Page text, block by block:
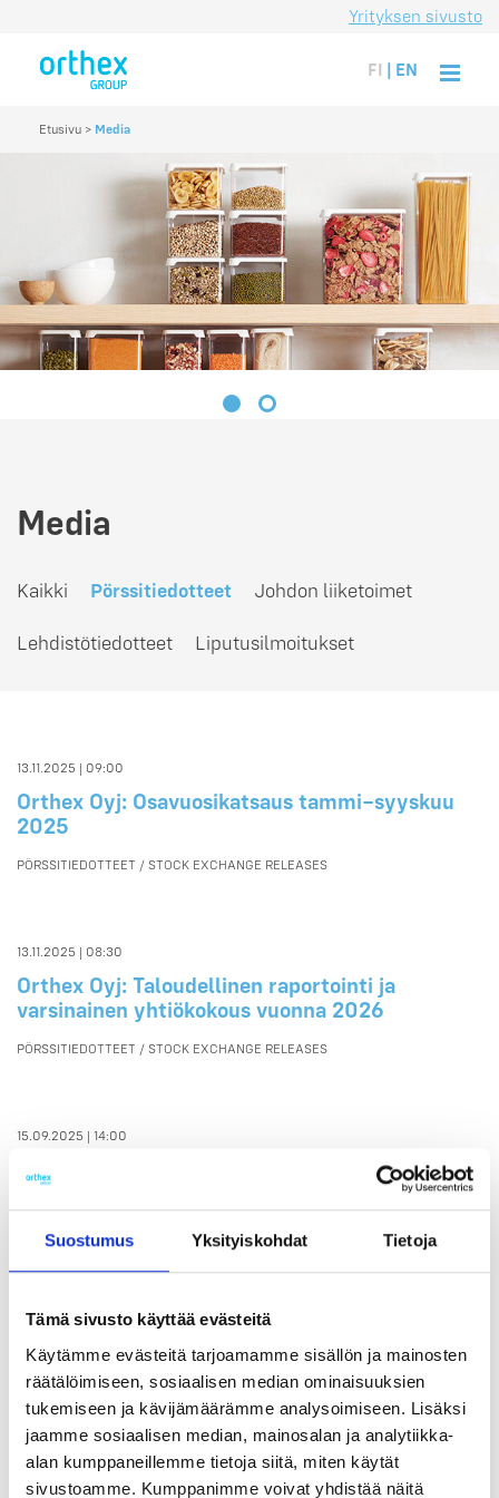
Suostumus Yksityiskohdat Tietoja
Tämä sivusto käyttää evästeitä
Käytämme evästeitä tarjoamamme sisällön ja mainosten
räätälöimiseen, sosiaalisen median ominaisuuksien
tukemiseen ja kävijämäärämme analysoimiseen. Lisäksi
jaamme sosiaalisen median, mainosalan ja analytiikka-
alan kumppaneillemme tietoja siitä, miten käytät
sivustoamme. Kumppanimme voivat yhdistää näitä
Yrityksen sivusto
FI | EN
Etusivu > Media
1 2
Media
Kaikki Pörssitiedotteet Johdon liiketoimet
Lehdistötiedotteet Liputusilmoitukset
13.11.2025 | 09:00
Orthex Oyj: Osavuosikatsaus tammi–syyskuu
2025
PÖRSSITIEDOTTEET / STOCK EXCHANGE RELEASES
13.11.2025 | 08:30
Orthex Oyj: Taloudellinen raportointi ja
varsinainen yhtiökokous vuonna 2026
PÖRSSITIEDOTTEET / STOCK EXCHANGE RELEASES
15.09.2025 | 14:00
Orthex Oyj: Osakkeenomistajien
nimitystoimikunnan kokoonpano
PÖRSSITIEDOTTEET / STOCK EXCHANGE RELEASES
01.09.2025 | 13:30
Orthex Oyj: Aurélien Chabannier nimitetty
Euroopasta ja kansainvälisistä markkinoista
vastaavaksi myyntijohtajaksi
PÖRSSITIEDOTTEET / STOCK EXCHANGE RELEASES